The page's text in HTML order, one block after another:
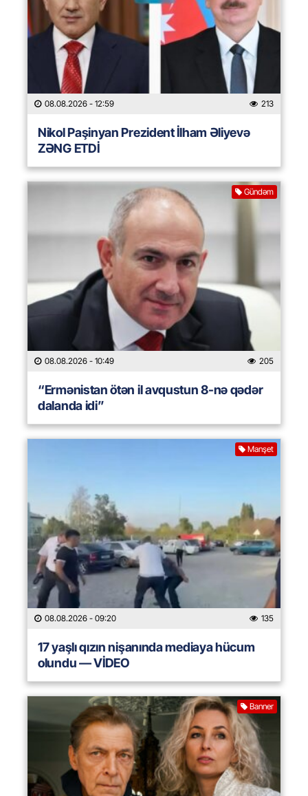
08.08.2026 - 12:59 213
Nikol Paşinyan Prezident İlham Əliyevə
ZƏNG ETDİ
Gündəm
08.08.2026 - 10:49 205
“Ermənistan ötən il avqustun 8-nə qədər
dalanda idi”
Manşet
08.08.2026 - 09:20 135
17 yaşlı qızın nişanında mediaya hücum
olundu — VİDEO
Banner